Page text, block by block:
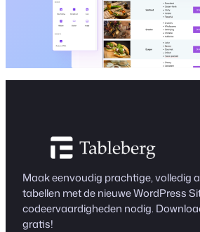
Maak eenvoudig prachtige, volledig
tabellen met de nieuwe WordPress
codeervaardigheden nodig.
gratis!